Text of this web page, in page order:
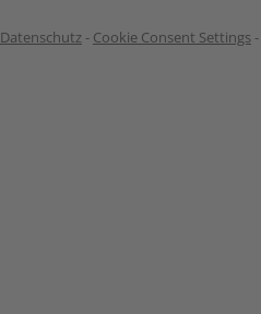
Datenschutz- Cookie Consent Settings-